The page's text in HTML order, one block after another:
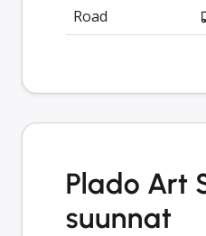
Road
Plado Art
suunnat